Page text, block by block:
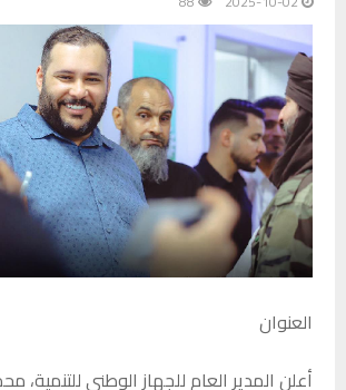
العنوان
أعلن المدير العام للجهاز الوطني للتنمية،